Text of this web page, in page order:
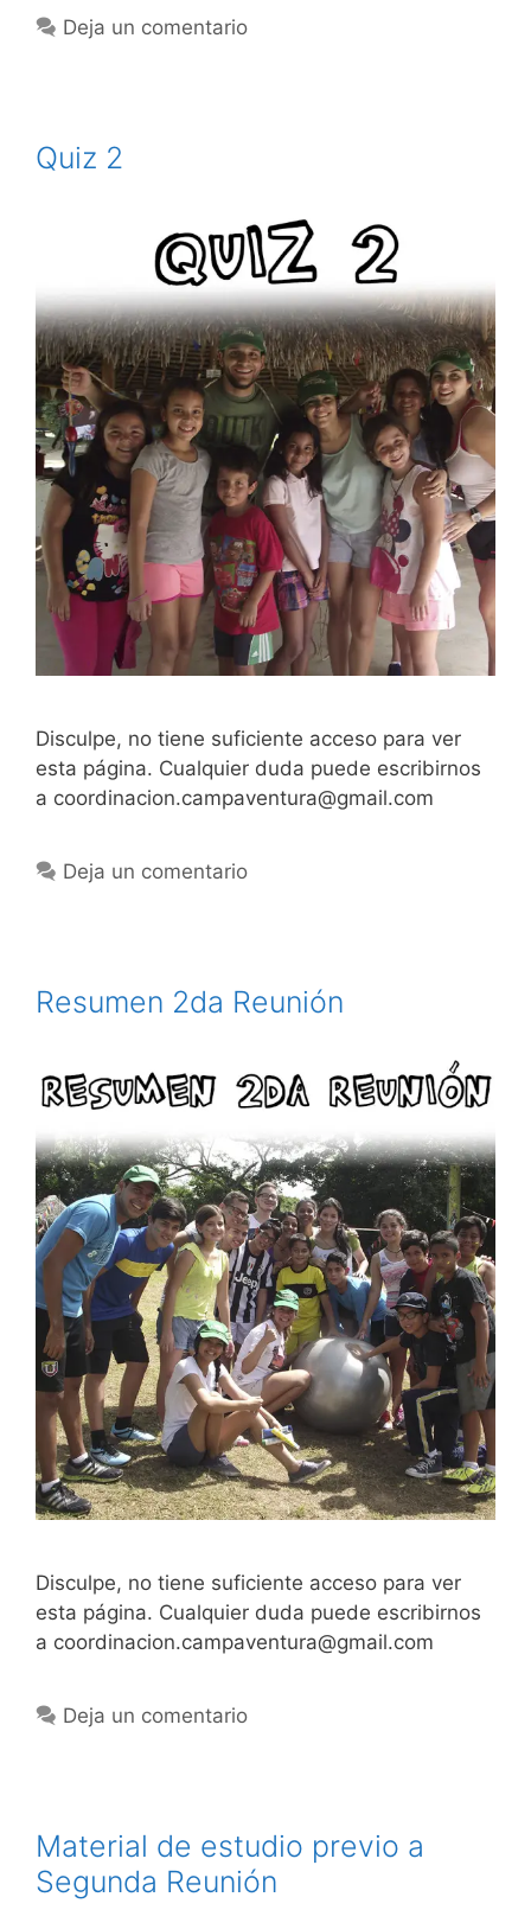
Deja un comentario
Quiz 2
Disculpe, no tiene suficiente acceso para ver
esta página. Cualquier duda puede escribirnos
a coordinacion.campaventura@gmail.com
Deja un comentario
Resumen 2da Reunión
Disculpe, no tiene suficiente acceso para ver
esta página. Cualquier duda puede escribirnos
a coordinacion.campaventura@gmail.com
Deja un comentario
Material de estudio previo a
Segunda Reunión